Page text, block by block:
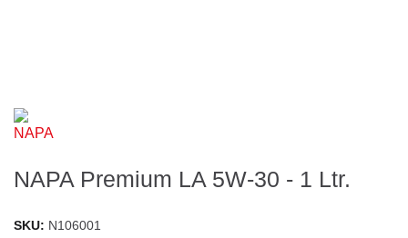
NAPA Premium LA 5W-30 - 1 Ltr.
SKU N106001